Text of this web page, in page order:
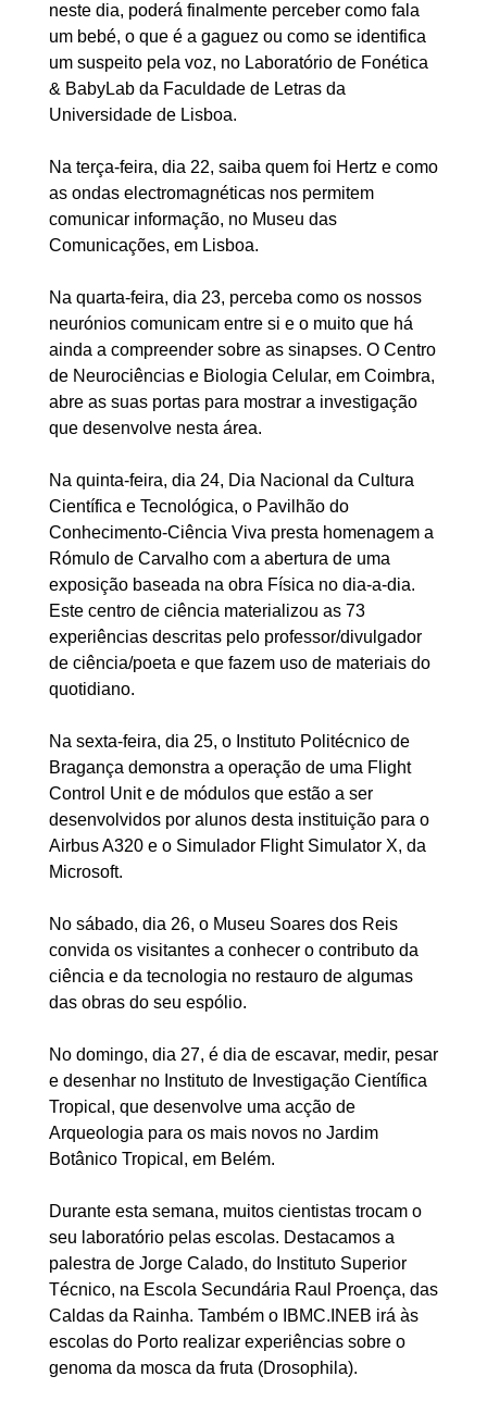
neste dia, poderá finalmente perceber como fala
um bebé, o que é a gaguez ou como se identifica
um suspeito pela voz, no Laboratório de Fonética
& BabyLab da Faculdade de Letras da
Universidade de Lisboa.
Na terça-feira, dia 22, saiba quem foi Hertz e como
as ondas electromagnéticas nos permitem
comunicar informação, no Museu das
Comunicações, em Lisboa.
Na quarta-feira, dia 23, perceba como os nossos
neurónios comunicam entre si e o muito que há
ainda a compreender sobre as sinapses. O Centro
de Neurociências e Biologia Celular, em Coimbra,
abre as suas portas para mostrar a investigação
que desenvolve nesta área.
Na quinta-feira, dia 24, Dia Nacional da Cultura
Científica e Tecnológica, o Pavilhão do
Conhecimento-Ciência Viva presta homenagem a
Rómulo de Carvalho com a abertura de uma
exposição baseada na obra Física no dia-a-dia.
Este centro de ciência materializou as 73
experiências descritas pelo professor/divulgador
de ciência/poeta e que fazem uso de materiais do
quotidiano.
Na sexta-feira, dia 25, o Instituto Politécnico de
Bragança demonstra a operação de uma Flight
Control Unit e de módulos que estão a ser
desenvolvidos por alunos desta instituição para o
Airbus A320 e o Simulador Flight Simulator X, da
Microsoft.
No sábado, dia 26, o Museu Soares dos Reis
convida os visitantes a conhecer o contributo da
ciência e da tecnologia no restauro de algumas
das obras do seu espólio.
No domingo, dia 27, é dia de escavar, medir, pesar
e desenhar no Instituto de Investigação Científica
Tropical, que desenvolve uma acção de
Arqueologia para os mais novos no Jardim
Botânico Tropical, em Belém.
Durante esta semana, muitos cientistas trocam o
seu laboratório pelas escolas. Destacamos a
palestra de Jorge Calado, do Instituto Superior
Técnico, na Escola Secundária Raul Proença, das
Caldas da Rainha. Também o IBMC.INEB irá às
escolas do Porto realizar experiências sobre o
genoma da mosca da fruta (Drosophila).